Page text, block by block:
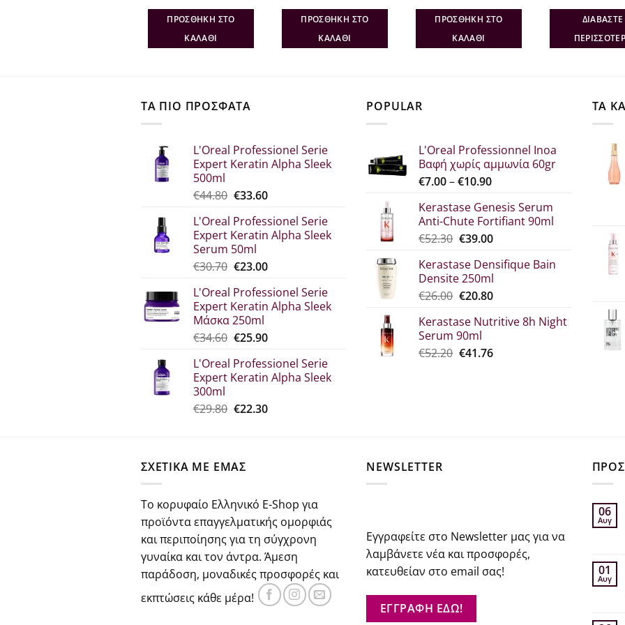
was:
€13.50.
τιμή
είναι:
ΠΡΟΣΘΉΚΗ ΣΤΟ
ΚΑΛΆΘΙ
was:
€12.50.
τιμή
είναι:
ΠΡΟΣΘΉΚΗ ΣΤΟ
ΚΑΛΆΘΙ
was:
€14.20.
τιμή
είναι:
ΠΡΟΣΘΉΚΗ ΣΤΟ
ΚΑΛΆΘΙ
was:
ΔΙΑΒΆΣΤΕ
ΤΑ ΠΙΟ ΠΡΟΣΦΑΤΑ
L'Oreal Professionel Serie
Expert Keratin Alpha Sleek
500ml
€44.80 Original
was:
€44.80.
€33.60Η
τιμή
είναι:
L'Oreal Professionel Serie
Expert Keratin Alpha Sleek
Serum 50ml
€30.70 Original
was:
€30.70.
€23.00Η
τιμή
είναι:
L'Oreal Professionel Serie
Expert Keratin Alpha Sleek
Μάσκα 250ml
€34.60 Original
was:
€34.60.
€25.90Η
τιμή
είναι:
L'Oreal Professionel Serie
Expert Keratin Alpha Sleek
300ml
€29.80 Original
€22.30Η
POPULAR
L'Oreal Professionnel Inoa
Βαφή χωρίς αμμωνία 60gr
€7.00–€10.90Price
€7.00
through
€10.90
Kerastase Genesis Serum
Anti-Chute Fortifiant 90ml
€52.30 Original
was:
€52.30.
€39.00Η
τιμή
είναι:
€39.00.
Kerastase Densifique Bain
Densite 250ml
€26.00 Original
was:
€26.00.
€20.80Η
τιμή
€20.80.
Kerastase Nutritive 8h Night
Serum 90ml
€52.20 Original
€41.76Η
ΤΑ
ΣΧΕΤΙΚΑ ΜΕ ΕΜΑΣ
Το κορυφαίο Ελληνικό E-Shop για
προϊόντα επαγγελματικής ομορφιάς
και περιποίησης για τη σύγχρονη
γυναίκα και τον άντρα. Άμεση
παράδοση, μοναδικές προσφορές και
εκπτώσεις κάθε μέρα!
NEWSLETTER
Εγγραφείτε στο Newsletter μας για να
λαμβάνετε νέα και προσφορές,
κατευθείαν στο email σας!
ΕΓΓΡΑΦΗ ΕΔΩ!
06
Αυγ
01
Αυγ